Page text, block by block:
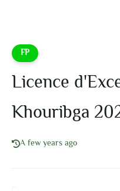
FP
Licence
Khouribga
A few years ago